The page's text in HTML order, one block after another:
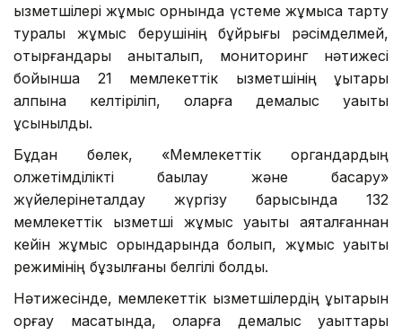
қызметшілері жұмыс орнында үстеме жұмысқа тарту
туралы жұмыс берушінің бұйрығы рәсімделмей,
отырғандары анықталып, мониторинг нәтижесі
бойынша 21 мемлекеттік қызметшінің құқықтары
қалпына келтіріліп, оларға демалыс уақыты
ұсынылды.
Бұдан бөлек, «Мемлекеттік органдардың
қолжетімділікті бақылау және басқару»
жүйелерінеталдау жүргізу барысында 132
мемлекеттік қызметші жұмыс уақыты аяқталғаннан
кейін жұмыс орындарында болып, жұмыс уақыты
режимінің бұзылғаны белгілі болды.
Нәтижесінде, мемлекеттік қызметшілердің құқықтарын
қорғау мақсатында, оларға демалыс уақыттары